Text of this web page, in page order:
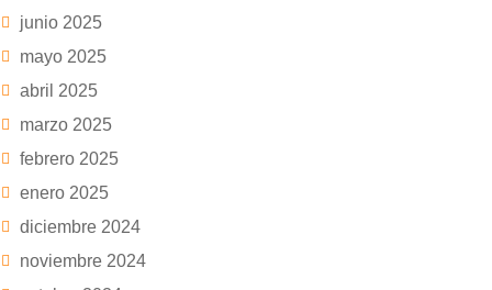
junio 2025
mayo 2025
abril 2025
marzo 2025
febrero 2025
enero 2025
diciembre 2024
noviembre 2024